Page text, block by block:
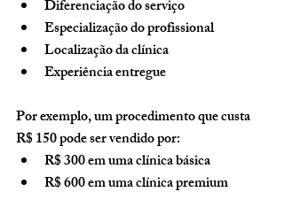
Diferenciação do serviço
Especialização do profissional
Localização da clínica
Experiência entregue
Por exemplo, um procedimento que custa
R$ 150 pode ser vendido por:
R$ 300 em uma clínica básica
R$ 600 em uma clínica premium